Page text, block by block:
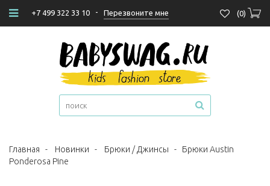
+7 499 322 33 10 - Перезвоните мне (0)
Главная - Новинки - Брюки / Джинсы - Брюки Austin
Ponderosa Pine